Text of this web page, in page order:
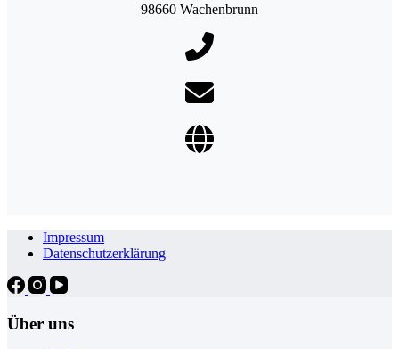
98660 Wachenbrunn
Impressum
Datenschutzerklärung
Über uns